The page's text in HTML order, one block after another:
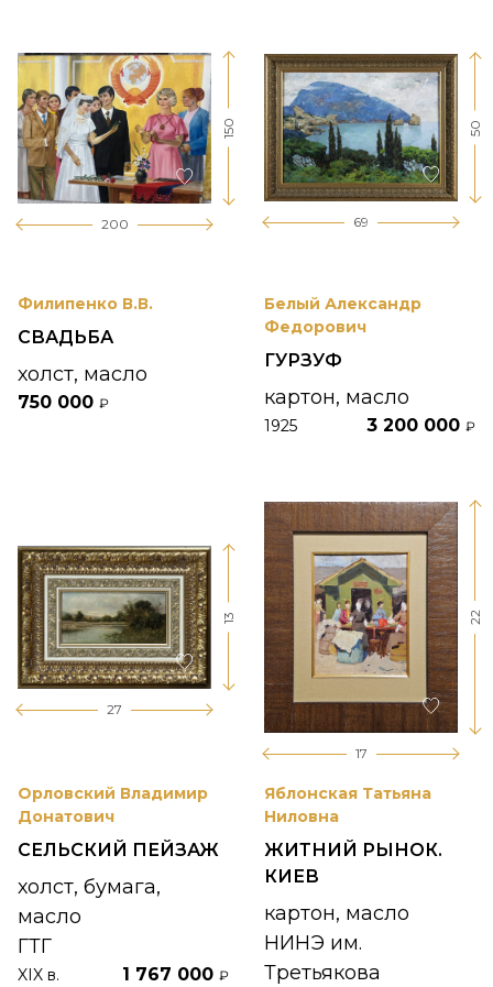
200
150
Филипенко В.В.
СВАДЬБА
холст, масло
750 000 ₽
69
50
Белый Александр
Федорович
ГУРЗУФ
картон, масло
1925 3 200 000 ₽
27
13
Орловский Владимир
Донатович
СЕЛЬСКИЙ ПЕЙЗАЖ
холст, бумага,
масло
ГТГ
XIX в. 1 767 000 ₽
17
22
Яблонская Татьяна
Ниловна
ЖИТНИЙ РЫНОК.
КИЕВ
картон, масло
НИНЭ им.
Третьякова